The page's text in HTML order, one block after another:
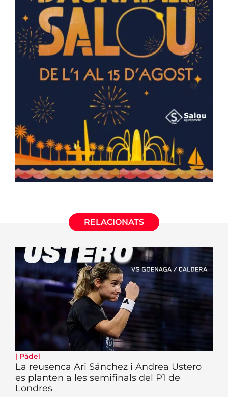
RELACIONATS
| Pàdel
La reusenca Ari Sánchez i Andrea Ustero
es planten a les semifinals del P1 de
Londres